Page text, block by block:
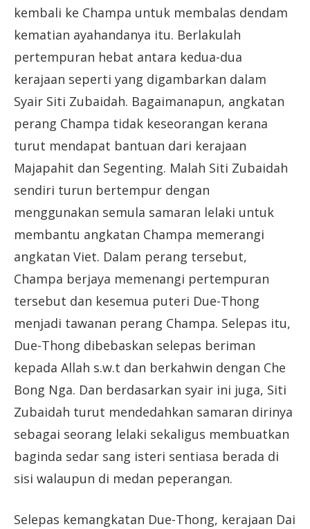
kembali ke Champa untuk membalas dendam
kematian ayahandanya itu. Berlakulah
pertempuran hebat antara kedua-dua
kerajaan seperti yang digambarkan dalam
Syair Siti Zubaidah. Bagaimanapun, angkatan
perang Champa tidak keseorangan kerana
turut mendapat bantuan dari kerajaan
Majapahit dan Segenting. Malah Siti Zubaidah
sendiri turun bertempur dengan
menggunakan semula samaran lelaki untuk
membantu angkatan Champa memerangi
angkatan Viet. Dalam perang tersebut,
Champa berjaya memenangi pertempuran
tersebut dan kesemua puteri Due-Thong
menjadi tawanan perang Champa. Selepas itu,
Due-Thong dibebaskan selepas beriman
kepada Allah s.w.t dan berkahwin dengan Che
Bong Nga. Dan berdasarkan syair ini juga, Siti
Zubaidah turut mendedahkan samaran dirinya
sebagai seorang lelaki sekaligus membuatkan
baginda sedar sang isteri sentiasa berada di
sisi walaupun di medan peperangan.
Selepas kemangkatan Due-Thong, kerajaan Dai